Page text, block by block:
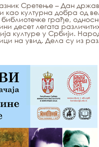
Сретење – Дан
културна добра од
грађе,
десет легата
културе у Србији.
на увид. Дела су из